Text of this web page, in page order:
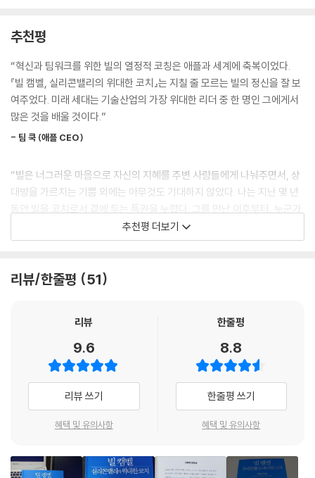
아마도 사람들 사이의 관계(친구 간의 우정, 연인과의 사랑, 가족의 끈끈
아닐까? 적어도 빌 캠벨에게는 그랬다. 만약 빌이 당신을 신뢰하지 않는다
면, 당신과 빌은 아무 관계도 아닌 것이다. 만약 당신과 빌이 서로를 믿는다
면, 이런 상호 신뢰는 관계의 모든 측면을 가능케 하는 토대였다. 신뢰는 모
든 관계에 중요하지만, 특히 대부분의 비즈니스 관계에서는 개인의 목표와
가치의 상호교환이라는 요소와 함께 자리하는, 없어서는 안 될 요소다.
중요한 대화를 하면서도 빌은 뚜렷한 주장을 하지는 않았다. 빌은 어떤 쪽
으로 결정을 내려야 하는지에 대해 말하지 않았다. 그는 단지 의사결정이
내려질 수 있도록 사람들을 도울 뿐이었다. 이런 순간이 오면 그는 뒤에 서
서 사람들의 관점을 이끌어내고 의사소통의 공백을 메워, 오해가 끼어들
--- p.199
는 사람들 역시 다른 사람들과 다를 바가 없다. 전문가로서의 자아와 인간
으로서의 자아를 분리하는 벽을 무너뜨리고 그 사람 자체를 사랑으로 포용
할 수 있다면, 그 팀은 더 강해질 것이다.
--- p.209~210
나와 함께 일한 사람들이나 내가 어떤 방식으로든 도움을 준 사람 중에서
훌륭한 리더로 성장한 사람이 몇 명인지를 세어봐.” (…) 이게 빌이 성공을
--- p.250
구글도 지금의 모습이 되지 못했을 것”이라고 말할 정도였다. 매주 일요일
마다 스티브 잡스와 산책을 하고, 구글의 창업자들이 스승으로 삼았으며,
제프 베조스를 아마존에서 해임될 위기에서 구해냈다. 그가 떠난 지금 실
리콘밸리의 많은 리더들은 중요한 의사결정을 할 때면 ‘빌이라면 어떻게
했을까?’ 하고 생각한다. 인투이트 설립자 스콧 쿡의 말처럼 “실리콘밸리
서 두각을 나타내지 못하고 월터 톰슨이라는 광고대행사에서 비즈니스계
에 발을 들인 그는 특유의 열정과 지도력으로 코닥을 거쳐 5년 만에 애플
의 마케팅 임원이 되었다. 팀 스포츠의 승리 공식을 비즈니스에 이식해 애
플과 구글 등에 ‘팀플레이’의 기업문화를 만들었으며 그가 남긴 공동체 정
받은 에릭 슈미트는 그의 가르침을 미래 세대에 전수하기 위해 『빌 캠벨,
실리콘밸리의 위대한 코치』(원제: Trillion Dollar Coach)를 출간했다. 빌
과 함께 일한 80여 명과의 인터뷰를 바탕으로, 베일에 싸여 있던 빌 캠벨
의 삶과 리더십 이야기를 최초 공개한다.
당신의 성공은 다른 사람의 성공을 돕는 것에 달려 있다
테이커(taker)의 세상에서 기버(giver)로 함께 성공하는 법
빌 캠벨이 리더로서 성공한 비결은 기법 이전에 직원을 존중하는 태도에
추천평
“혁신과 팀워크를 위한 빌의 열정적 코칭은 애플과 세계에 축복이었다.
『빌 캠벨, 실리콘밸리의 위대한 코치』는 지칠 줄 모르는 빌의 정신을 잘 보
여주었다. 미래 세대는 기술산업의 가장 위대한 리더 중 한 명인 그에게서
많은 것을 배울 것이다.”
- 팀 쿡 (애플 CEO)
“빌은 너그러운 마음으로 자신의 지혜를 주변 사람들에게 나눠주면서, 상
대방을 가르치는 기쁨 외에는 아무것도 기대하지 않았다. 나는 지난 몇 년
동안 빌을 코치로서 곁에 두는 특권을 누렸다. 그를 만난 이후부터, 누군가
가 나에게 조언을 구할 때면 나는 빌을 생각하며 그가 보여준 모습을 닮으
려고 노력한다.”
난 사람 중 가장 현명한 사람이었다. 야심차고, 자상하며, 책임감이 투철하
들의 성공을 가능케 한 문화가 되었다. 그런 빌에게 사랑은 가장 뚜렷한 특
징이었다. 그는 사랑을 얻었고 가족도 얻었다. 보고 싶어요, 코치님.”
- 존 도어 (클라이너 퍼킨스 회장)
“진실함, 경쟁심, 유머감각은 빌을 표현하는 단어들이다. ‘코치’와 함께 일
팀을 우선으로 하는 조직이 일과 삶에서 승리하는 것을 경험했을 것이다.
추천평 더보기
리뷰/한줄평 51
리뷰
9.6
리뷰 쓰기
혜택 및 유의사항
한줄평
8.8
한줄평 쓰기
혜택 및 유의사항